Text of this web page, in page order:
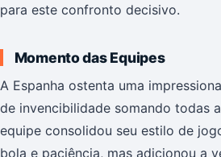
para este confronto decisivo.
Momento das Equipes
A Espanha ostenta uma
de invencibilidade somando todas
equipe consolidou seu estilo de
bola e paciência, mas adicionou a